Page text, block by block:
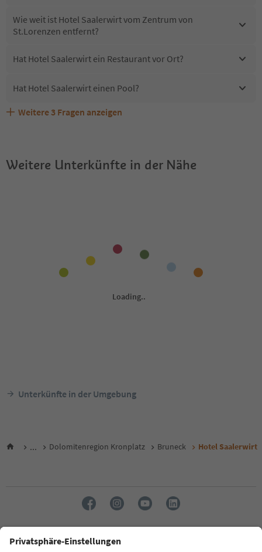
Wie weit ist Hotel Saalerwirt vom Zentrum von
St.Lorenzen entfernt?
Hat Hotel Saalerwirt ein Restaurant vor Ort?
Hat Hotel Saalerwirt einen Pool?
Sind Haustiere in der Unterkunft Hotel Saalerwirt
Welche Services bietet Hotel Saalerwirt?
Erhalten die Gäste von Hotel Saalerwirt einen Südtirol
Weitere 3 Fragen anzeigen
Weitere Unterkünfte in der Nähe
Unterkünfte in der Umgebung
... Dolomitenregion Kronplatz Bruneck Hotel Saalerwirt
Sprache: Deutsch